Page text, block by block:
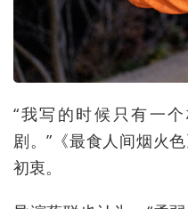
“我写的时候只有一
剧。”《最食人间烟火
初衷。